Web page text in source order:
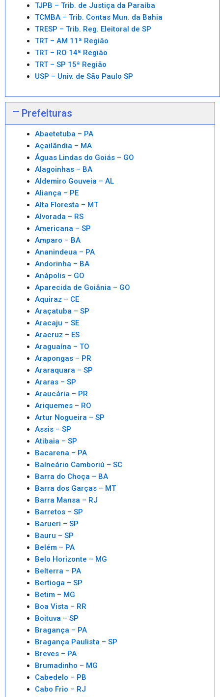
TJPB – Trib. de Justiça da Paraíba
TCMBA – Trib. Contas Mun. da Bahia
TRESP – Trib. Reg. Eleitoral de SP
TRT – AM 11ª Região
TRT – RO 14ª Região
TRT – SP 15ª Região
USP – Univ. de São Paulo SP
Prefeituras
Abaetetuba – PA
Açailândia – MA
Águas Lindas do Goiás – GO
Alagoinhas – BA
Aldemiro Gouveia – AL
Aliança – PE
Alta Floresta – MT
Alvorada – RS
Americana – SP
Amparo – BA
Ananindeua – PA
Andorinha – BA
Anápolis – GO
Aparecida de Goiânia – GO
Aquiraz – CE
Araçatuba – SP
Aracaju – SE
Aracruz – ES
Araguaína – TO
Arapongas – PR
Araraquara – SP
Araras – SP
Araucária – PR
Ariquemes – RO
Artur Nogueira – SP
Assis – SP
Atibaia – SP
Bacarena – PA
Balneário Camboriú – SC
Barra do Choça – BA
Barra dos Garças – MT
Barra Mansa – RJ
Barretos – SP
Barueri – SP
Bauru – SP
Belém – PA
Belo Horizonte – MG
Belterra – PA
Bertioga – SP
Betim – MG
Boa Vista – RR
Boituva – SP
Bragança – PA
Bragança Paulista – SP
Breves – PA
Brumadinho – MG
Cabedelo – PB
Cabo Frio – RJ